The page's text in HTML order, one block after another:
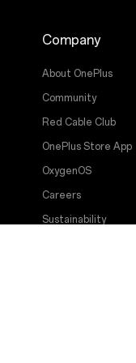
Company
About OnePlus
Community
Red Cable Club
OnePlus Store App
OxygenOS
Careers
Sustainability